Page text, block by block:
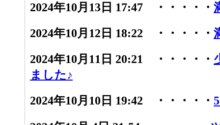
2024年10月13日 17:47 ・・・・・
2024年10月12日 18:22 ・・・・・
2024年10月11日 20:21 ・・・・・
ました♪
2024年10月10日 19:42 ・・・・・